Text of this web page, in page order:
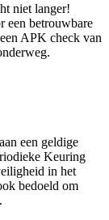
niet langer!
een betrouwbare
APK check van
een geldige
Keuring
in het
bedoeld om